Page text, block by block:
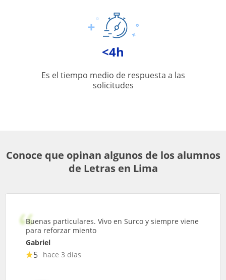
<4h
Es el tiempo medio de respuesta a las
solicitudes
Conoce que opinan algunos de los alumnos
de Letras en Lima
Buenas particulares. Vivo en Surco y siempre viene
para reforzar miento
Gabriel
5 hace 3 días